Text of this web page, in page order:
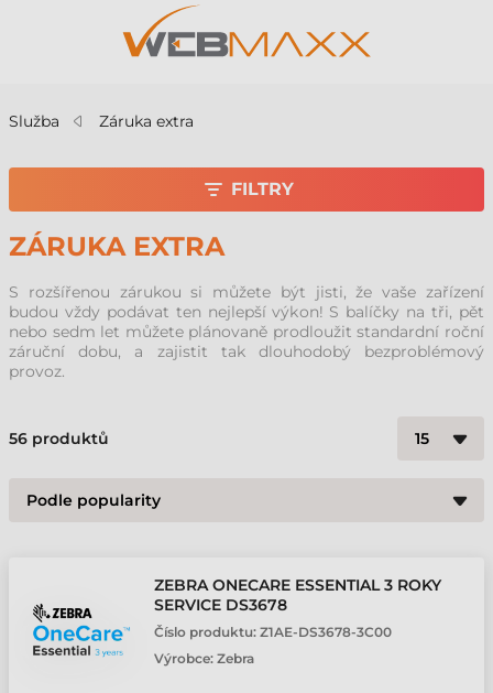
Služba Záruka extra
ZÁRUKA EXTRA
S rozšířenou zárukou si můžete být jisti, že vaše zařízení
budou vždy podávat ten nejlepší výkon! S balíčky na tři, pět
nebo sedm let můžete plánovaně prodloužit standardní roční
záruční dobu, a zajistit tak dlouhodobý bezproblémový
provoz.
56 produktů
ZEBRA ONECARE ESSENTIAL 3 ROKY
SERVICE DS3678
Číslo produktu: Z1AE-DS3678-3C00
Výrobce: Zebra
FILTRY